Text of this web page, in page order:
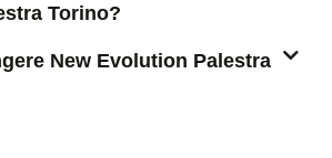
Torino?
New Evolution Palestra